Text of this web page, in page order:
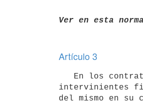
Ver en esta
Artículo 3
intervinientes
del mismo en su